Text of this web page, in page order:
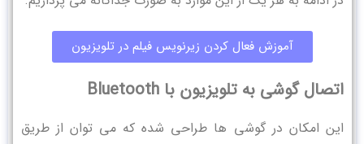
آموزش فعال کردن زیرنویس فیلم در تلویزیون
اتصال گوشی به تلویزیون با Bluetooth
این امکان در گوشی ها طراحی شده که می توان از طریق